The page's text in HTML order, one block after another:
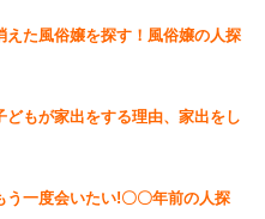
えた風俗嬢を探す！風俗嬢の人探
どもが家出をする理由、家出をし
う一度会いたい!〇〇年前の人探